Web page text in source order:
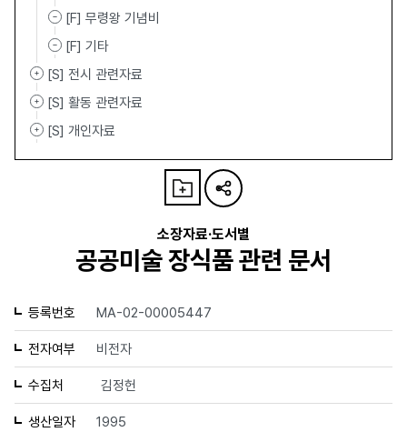
[F] 무령왕 기념비
[F] 기타
[S] 전시 관련자료
[S] 활동 관련자료
[S] 개인자료
소장자료·도서별
공공미술 장식품 관련 문서
등록번호 MA-02-00005447
전자여부 비전자
수집처 김정헌
생산일자 1995